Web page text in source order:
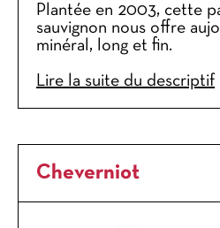
Plantée en 2003, cette
sauvignon nous offre
minéral, long et fin.
Lire la suite du descriptif
Cheverniot